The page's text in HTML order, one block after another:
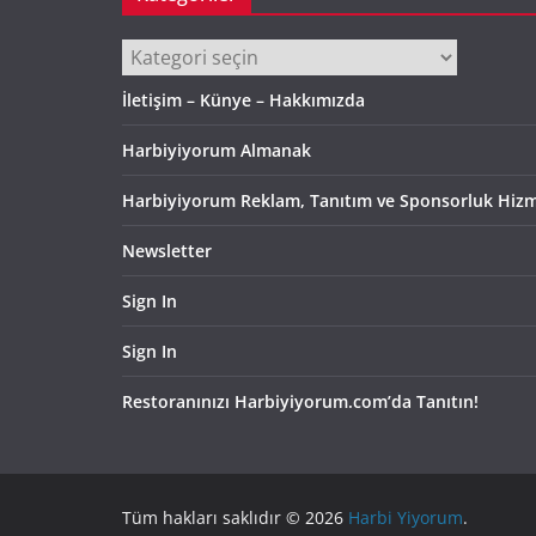
Kategoriler
İletişim – Künye – Hakkımızda
Harbiyiyorum Almanak
Harbiyiyorum Reklam, Tanıtım ve Sponsorluk
Newsletter
Sign In
Sign In
Restoranınızı Harbiyiyorum.com’da Tanıtın!
Tüm hakları saklıdır © 2026 Harbi Yiyorum.